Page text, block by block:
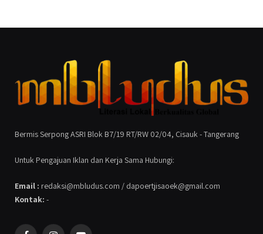
Bermis Serpong ASRI Blok B7/19 RT/RW 02/04, Cisauk - Tangerang
Untuk Pengajuan Iklan dan Kerja Sama Hubungi:
Email : redaksi@mbludus.com / dapoertjisaoek@gmail.com
Kontak: -